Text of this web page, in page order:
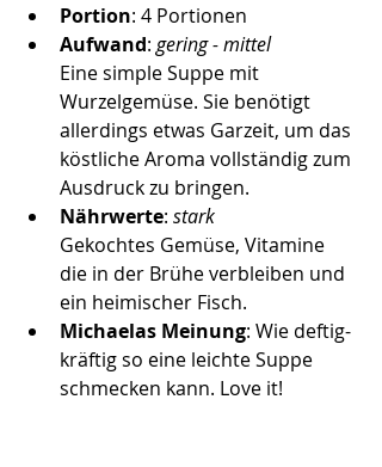
Portion: 4 Portionen
Aufwand: gering - mittel
Eine simple Suppe mit
Wurzelgemüse. Sie benötigt
allerdings etwas Garzeit, um das
köstliche Aroma vollständig zum
Ausdruck zu bringen.
Nährwerte: stark
Gekochtes Gemüse, Vitamine
die in der Brühe verbleiben und
ein heimischer Fisch.
Michaelas Meinung: Wie deftig-
kräftig so eine leichte Suppe
schmecken kann. Love it!